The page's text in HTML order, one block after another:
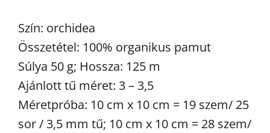
Szín: orchidea
Összetétel: 100% organikus pamut
Súlya 50 g; Hossza: 125 m
Ajánlott tű méret: 3 – 3,5
Méretpróba: 10 cm x 10 cm = 19 szem/ 25
sor / 3,5 mm tű; 10 cm x 10 cm = 28 szem/